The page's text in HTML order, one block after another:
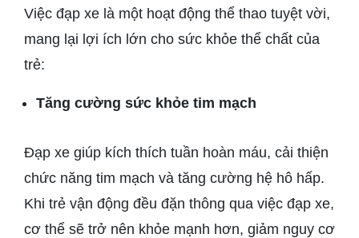
Việc đạp xe là một hoạt động thể thao tuyệt vời,
mang lại lợi ích lớn cho sức khỏe thể chất của
trẻ:
Tăng cường sức khỏe tim mạch
Đạp xe giúp kích thích tuần hoàn máu, cải thiện
chức năng tim mạch và tăng cường hệ hô hấp.
Khi trẻ vận động đều đặn thông qua việc đạp xe,
cơ thể sẽ trở nên khỏe mạnh hơn, giảm nguy cơ